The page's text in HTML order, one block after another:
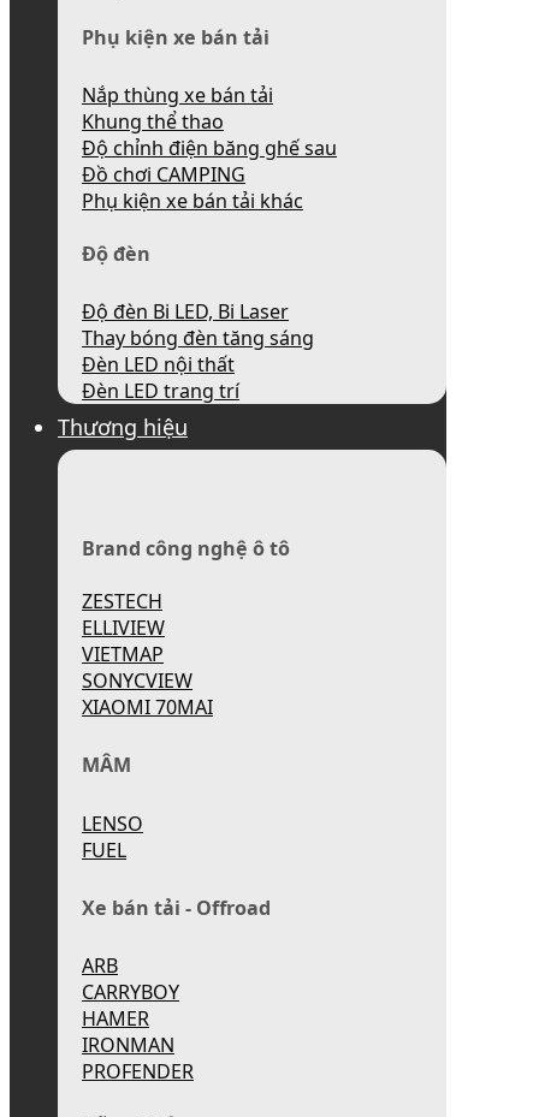
Phụ kiện xe bán tải
Nắp thùng xe bán tải
Khung thể thao
Độ chỉnh điện băng ghế sau
Đồ chơi CAMPING
Phụ kiện xe bán tải khác
Độ đèn
Độ đèn Bi LED, Bi Laser
Thay bóng đèn tăng sáng
Đèn LED nội thất
Đèn LED trang trí
Thương hiệu
Brand công nghệ ô tô
ZESTECH
ELLIVIEW
VIETMAP
SONYCVIEW
XIAOMI 70MAI
MÂM
LENSO
FUEL
Xe bán tải - Offroad
ARB
CARRYBOY
HAMER
IRONMAN
PROFENDER